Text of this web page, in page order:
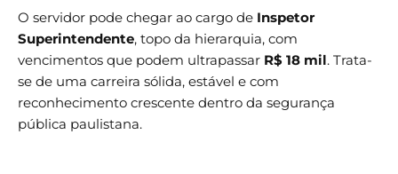
O servidor pode chegar ao cargo de Inspetor
Superintendente, topo da hierarquia, com
vencimentos que podem ultrapassar R$ 18 mil. Trata-
se de uma carreira sólida, estável e com
reconhecimento crescente dentro da segurança
pública paulistana.